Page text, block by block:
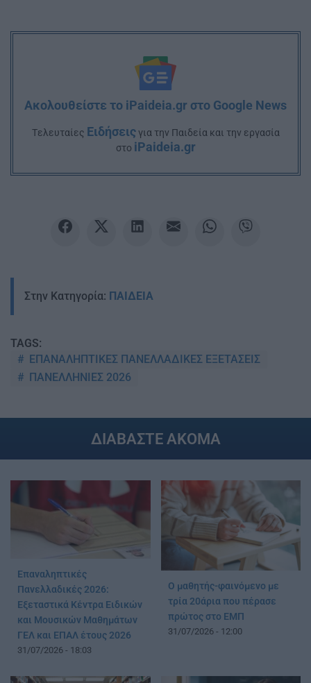
Ακολουθείστε το iPaideia.gr στο Google News
Tελευταίες Ειδήσειςγια την Παιδεία και την εργασία
στο iPaideia.gr
Στην Κατηγορία: ΠΑΙΔΕΙΑ
TAGS:
ΕΠΑΝΑΛΗΠΤΙΚΕΣ ΠΑΝΕΛΛΑΔΙΚΕΣ ΕΞΕΤΑΣΕΙΣ
ΠΑΝΕΛΛΗΝΙΕΣ 2026
ΔΙΑΒΑΣΤΕ ΑΚΟΜΑ
Επαναληπτικές
Πανελλαδικές 2026:
Εξεταστικά Κέντρα Ειδικών
και Μουσικών Μαθημάτων
ΓΕΛ και ΕΠΑΛ έτους 2026
31/07/2026 - 18:03
Ο μαθητής-φαινόμενο με
τρία 20άρια που πέρασε
πρώτος στο ΕΜΠ
31/07/2026 - 12:00